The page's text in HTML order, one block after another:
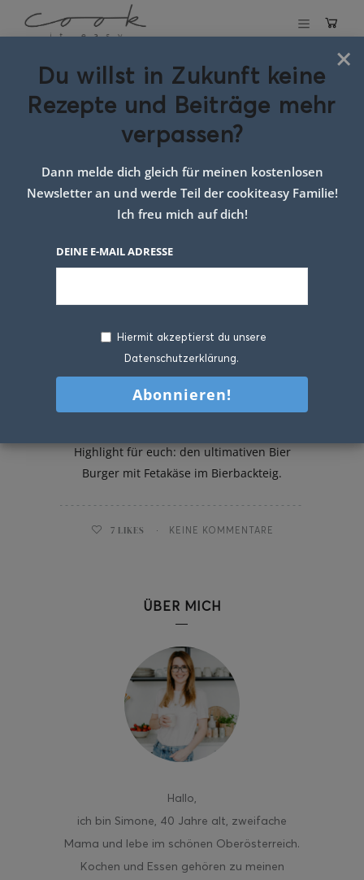
Eis am Stil
Schlagwort:
Backteig Rezept
Bier Burger
Highlight für euch: den ultimativen Bier
Burger mit Fetakäse im Bierbackteig.
7 LIKES KEINE KOMMENTARE
ÜBER MICH
Hallo,
ich bin Simone, 40 Jahre alt, zweifache
Mama und lebe im schönen Oberösterreich.
Kochen und Essen gehören zu meinen
×
Du willst in Zukunft keine
Rezepte und Beiträge mehr
verpassen?
Dann melde dich gleich für meinen kostenlosen
Newsletter an und werde Teil der cookiteasy Familie!
Ich freu mich auf dich!
DEINE E-MAIL ADRESSE
Hiermit akzeptierst du unsere
Datenschutzerklärung.